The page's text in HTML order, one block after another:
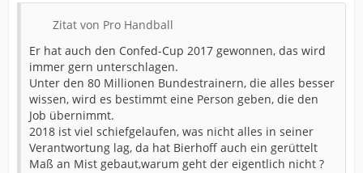
Zitat von Pro Handball
Er hat auch den Confed-Cup 2017 gewonnen, das wird
immer gern unterschlagen.
Unter den 80 Millionen Bundestrainern, die alles besser
wissen, wird es bestimmt eine Person geben, die den
Job übernimmt.
2018 ist viel schiefgelaufen, was nicht alles in seiner
Verantwortung lag, da hat Bierhoff auch ein gerüttelt
Maß an Mist gebaut,warum geht der eigentlich nicht ?